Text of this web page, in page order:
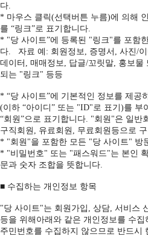
다.
* 마우스 클릭(선택버튼 누름)에 의해
를 “링크”로 표기합니다.
* "당 사이트”에 등록된 "링크"를 포함
다. 자료 예: 회원정보, 증명서, 사진/
데이터, 매매정보, 답글/꼬릿말, 홍보
되는 "링크" 등등
* “당 사이트”에 기본적인 정보를 제공
(이하 “아이디” 또는 "ID"로 표기)를 부
“회원”으로 표기합니다. "회원"은 일반
구직회원, 유료회원, 무료회원등으로
* "회원"을 포함한 모든 "당 사이트" 방
* "비밀번호" 또는 "패스워드"는 본인
문과 숫자 조합을 뜻합니다.
■ 수집하는 개인정보 항목
"당 사이트"는 회원가입, 상담, 서비스
등을 위해아래와 같은 개인정보를 수집
주민번호를 수집하지 않으므로 반드시